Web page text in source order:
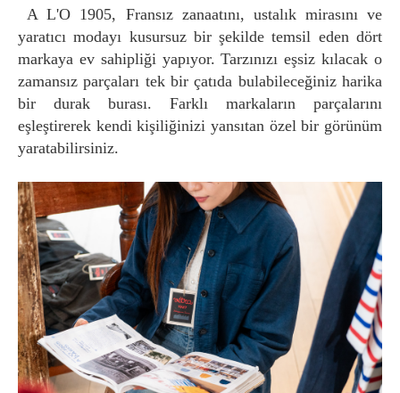
A L'O 1905, Fransız zanaatını, ustalık mirasını ve
yaratıcı modayı kusursuz bir şekilde temsil eden dört
markaya ev sahipliği yapıyor. Tarzınızı eşsiz kılacak o
zamansız parçaları tek bir çatıda bulabileceğiniz harika
bir durak burası. Farklı markaların parçalarını
eşleştirerek kendi kişiliğinizi yansıtan özel bir görünüm
yaratabilirsiniz.